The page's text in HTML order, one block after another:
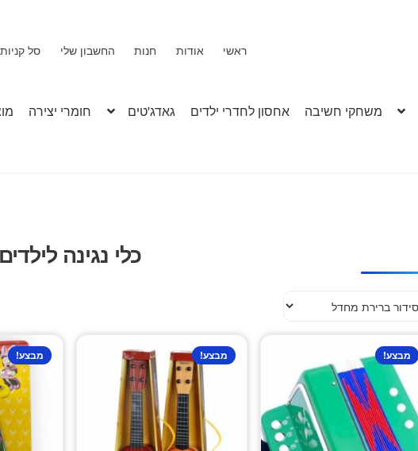
ראשי אודות חנות החשבון שלי סל קניות
משחקי חשיבה אחסון לחדרי ילדים גאדג'טים חומרי יצירה
כלי נגינה
מבצע! מבצע! מבצע!
למוצר